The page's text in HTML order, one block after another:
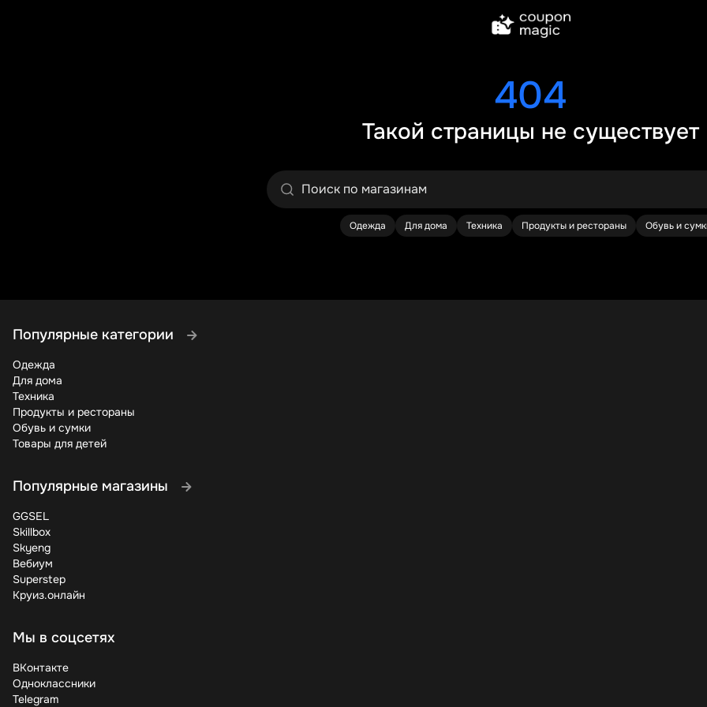
404
Такой страницы не существует
Одежда Для дома Техника Продукты и рестораны Обувь и
Популярные категории
Одежда
Для дома
Техника
Продукты и рестораны
Обувь и сумки
Товары для детей
Популярные магазины
GGSEL
Skillbox
Skyeng
Вебиум
Superstep
Круиз.онлайн
Мы в соцсетях
ВКонтакте
Одноклассники
Telegram